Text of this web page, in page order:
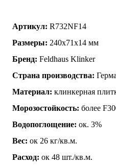
Артикул: R732NF14
Размеры: 240x71x14 мм
Бренд: Feldhaus Klinker
Страна производства:
Материал: клинкерная
Морозостойкость: более
Водопоглощение: ок. 3%
Вес: ок 26 кг/кв.м.
Расход: ок 48 шт./кв.м.